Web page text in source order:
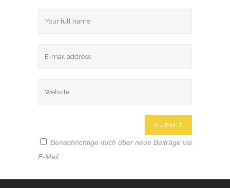
Benachrichtige mich über neue Beiträge via
E-Mail.